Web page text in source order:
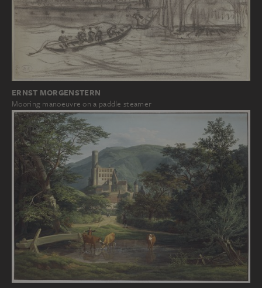
ERNST MORGENSTERN
Mooring manoeuvre on a paddle steamer